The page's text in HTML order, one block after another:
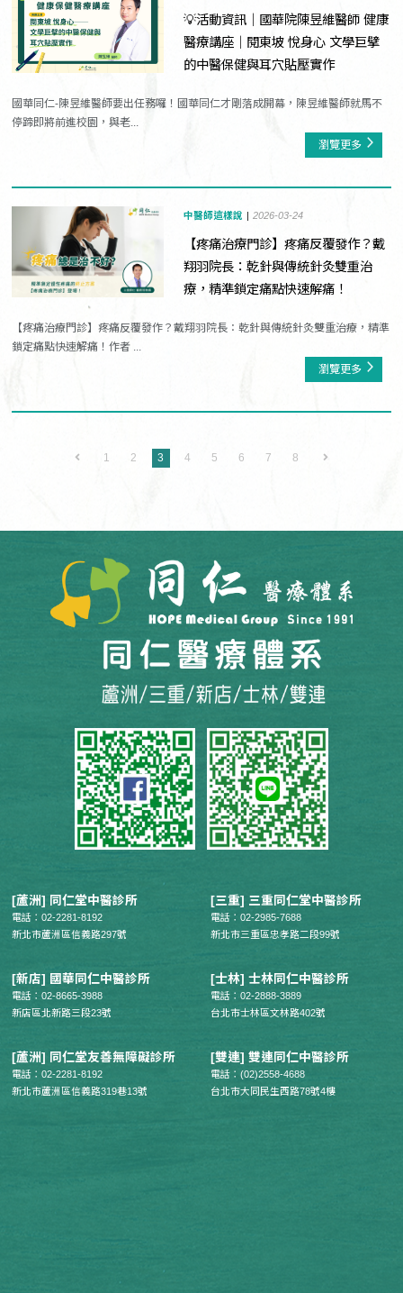
💡活動資訊｜國華院陳昱維醫師 健康
醫療講座｜閱東坡 悅身心 文學巨擘
的中醫保健與耳穴貼壓實作
國華同仁-陳昱維醫師要出任務囉！國華同仁才剛落成開幕，陳昱維醫師就馬不
停蹄即將前進校園，與老...
瀏覽更多
中醫師這樣說 2026-03-24
【疼痛治療門診】疼痛反覆發作？戴
翔羽院長：乾針與傳統針灸雙重治
療，精準鎖定痛點快速解痛！
【疼痛治療門診】疼痛反覆發作？戴翔羽院長：乾針與傳統針灸雙重治療，精準
鎖定痛點快速解痛！作者 ...
瀏覽更多
1 2 3 4 5 6 7 8
[蘆洲] 同仁堂中醫診所
電話：02-2281-8192
新北市蘆洲區信義路297號
[三重] 三重同仁堂中醫診所
電話：02-2985-7688
新北市三重區忠孝路二段99號
[新店] 國華同仁中醫診所
電話：02-8665-3988
新店區北新路三段23號
[士林] 士林同仁中醫診所
電話：02-2888-3889
台北市士林區文林路402號
[蘆洲] 同仁堂友善無障礙診所
電話：02-2281-8192
新北市蘆洲區信義路319巷13號
[雙連] 雙連同仁中醫診所
電話：(02)2558-4688
台北市大同民生西路78號4樓